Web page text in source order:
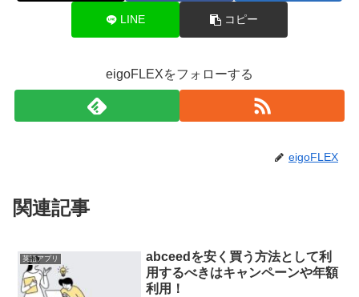
LINE コピー
eigoFLEXをフォローする
eigoFLEX
関連記事
英語アプリ
abceedを安く買う方法として利
用するべきはキャンペーンや年額
利用！